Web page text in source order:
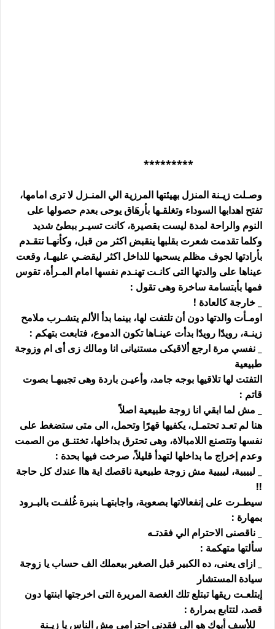
*********
وصـلت زيـنة المنزل بهيئتها المرزية الي المنـزل لا ترى امامها،
تفتح اهدابها السوداء وتغلقـها بأرهَاق يوحى بعدم حصولها على
النوم والراحة لمدة ليست بقصيرة، كانت تسيـر ببطئ شديد
وكلما تقدمت شعرت بقلبها ينقبض اكثر من قبل، وكأنهـا تتقـدم
بأرادتها لجوف مظلم يسحبها للداخل اكثر ليقضـي عليهـا، وقعت
عيناها على والدتها التى كانـت تهنـدم نفسها امام المـرأة، تقوس
فمها بأبتسامة ساخرة وهى تقول :
_ خارجة كالعادة !
اومـأت والدتها دون أن تلتفت لها، بينما بدأ الألم يتشـرب ملامح
زينـة، رويدًا رويدًا بدأت عينـاها تكون الدموع، فتابعت بتهكم :
_ نفسي مرة ارجع ألاقيكى مستنيانى انا ومالك زى أى ام وزوجة
طبيعية
التفتت لها تلاقيها بوجه جامد، وأعيـن باردة وهى تجيبهـا بصوت
قاتم :
_ مش لما ابقي انا زوجة طبيعية اصلاً
هنا لم تعـد تحتمـل، يكفيها قهرًا وتحمل، الى متى ستضغط على
نفسها وتتصنع اللامبالاة، وهى تحترق بداخلها، تختنـق من الصمت
وعدم إخراج ما بداخلها لتهدأ قليلاً، صرخت فيها بحدة :
_ ليييية، ليييية مش زوجة طبيعية ناقصك اية هاا عندك كل حاجة
!!
سيطـرت على إنفعالاتها بصعوبة، واجابتهـا بنبرة غُلفـت بالبـرود
بمهارة :
_ ناقصنى الاحترام الي فقدتـه
سألتها متهكمة :
_ ازاى يعنى، ده الكبير قبل الصغير بيعملك الف حساب يا زوجة
سيادة المستشار
إبتلعـت ريقها تبتلع تلك الغصة المريرة التى اخرجتها ابنتها دون
قصد، لتتابع بمرارة :
_ للأسف أبوكِ هو الى فقدنى احترامى مش الناس يا زيـنة